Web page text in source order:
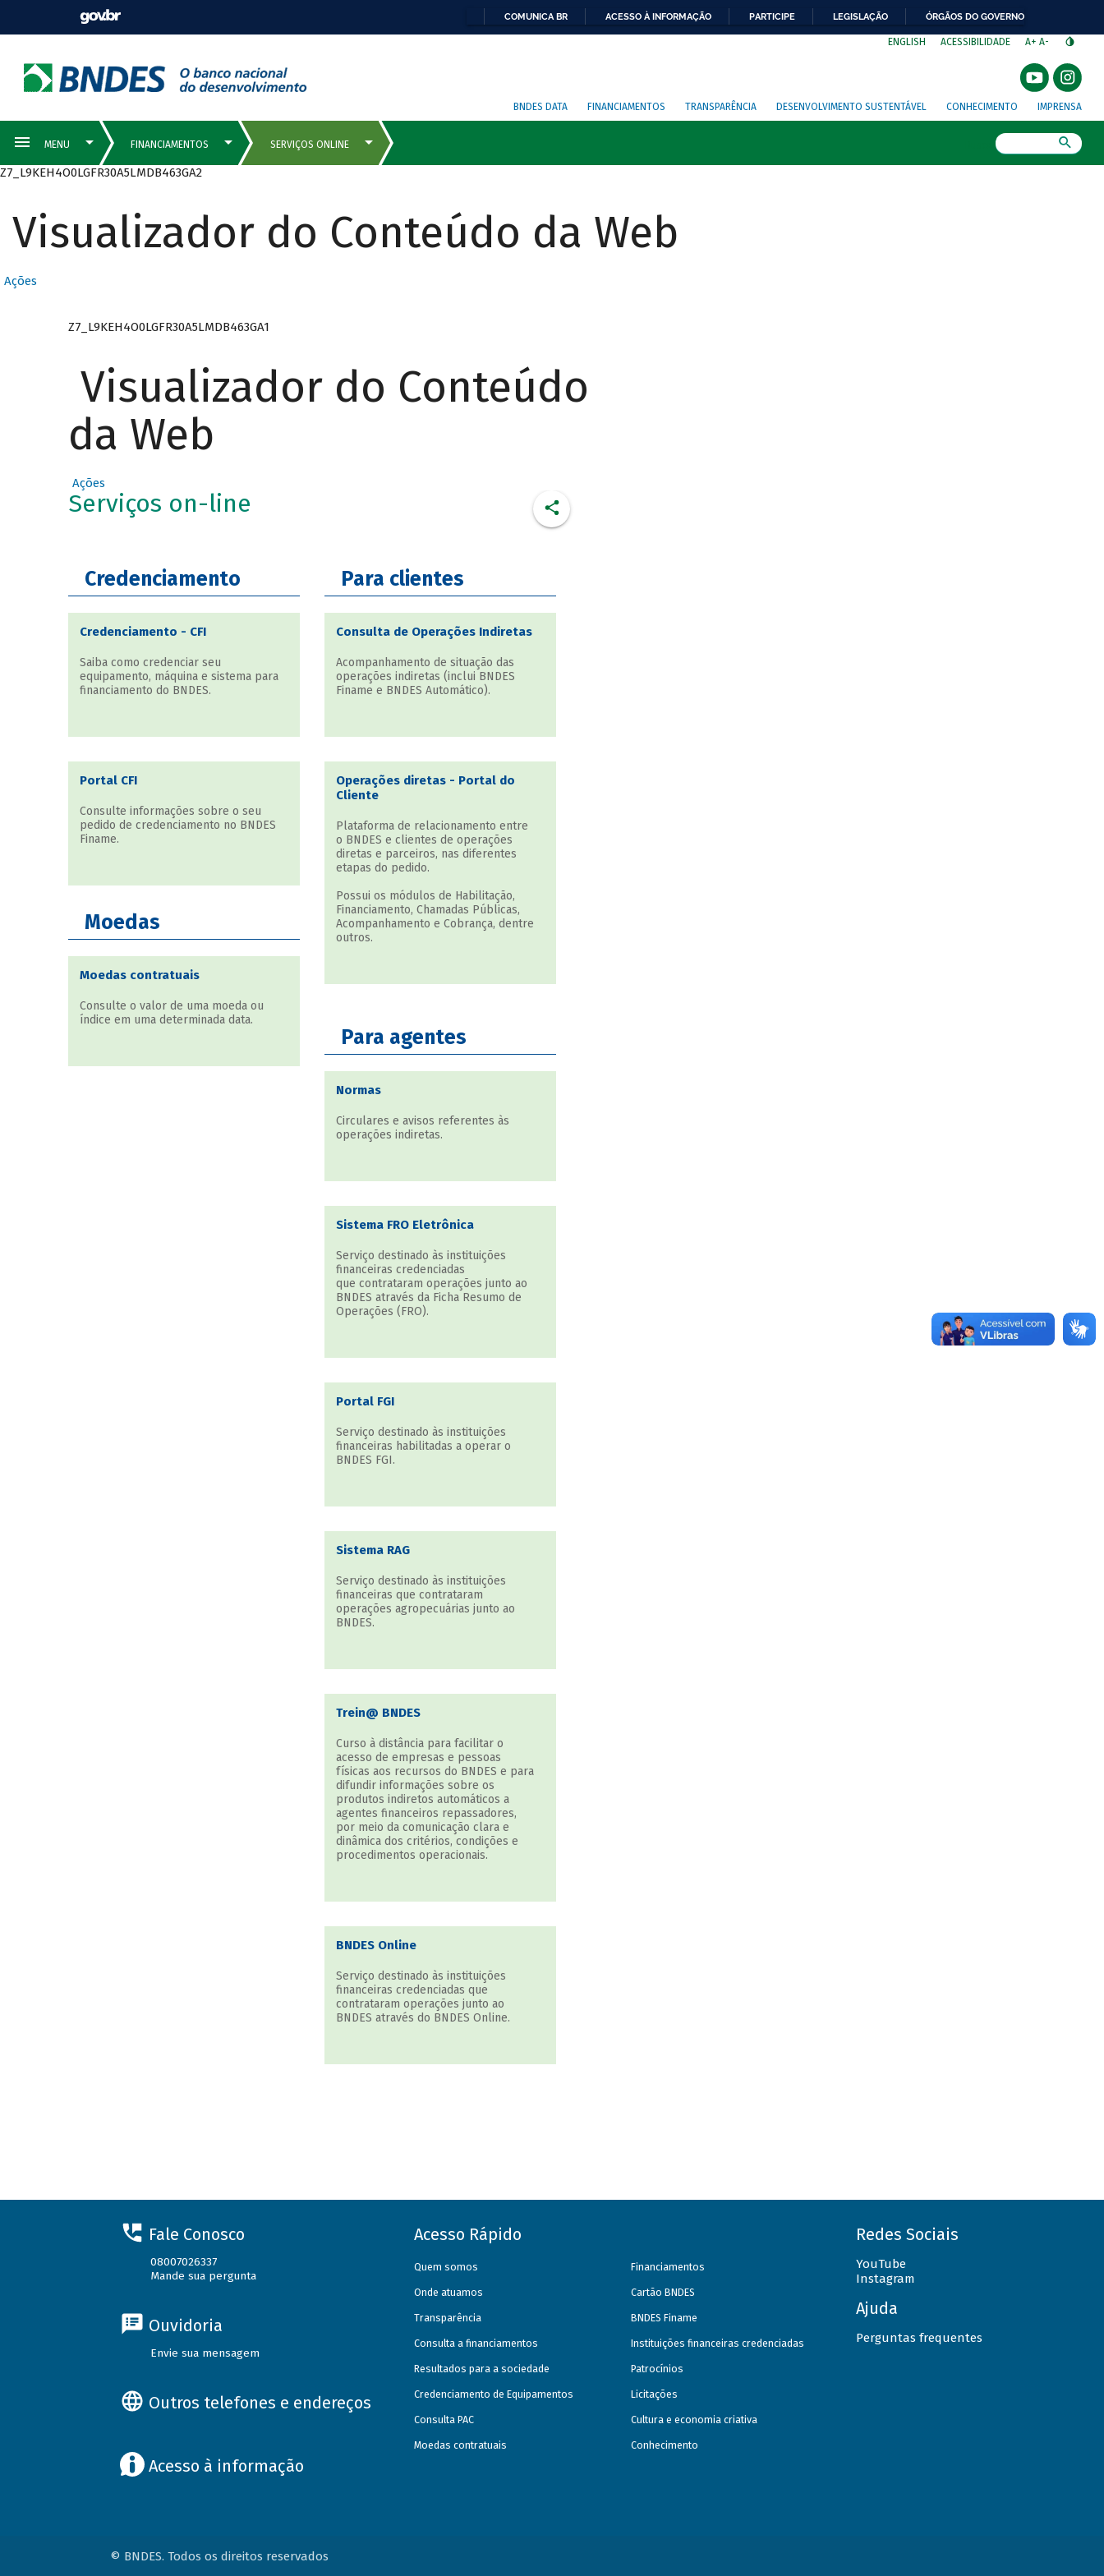
COMUNICA BR ACESSO À INFORMAÇÃO PARTICIPE LEGISLAÇÃO ÓRGÃOS DO GOVERNO
ENGLISH ACESSIBILIDADE A+ A-
BNDES DATA FINANCIAMENTOS TRANSPARÊNCIA DESENVOLVIMENTO SUSTENTÁVEL CONHECIMENTO IMPRENSA
Z7_L9KEH4O0LGFR30A5LMDB463GA2
Visualizador do Conteúdo da Web
Ações
Z7_L9KEH4O0LGFR30A5LMDB463GA1
Visualizador do Conteúdo
da Web
Ações
Serviços on-line
Credenciamento
Credenciamento - CFI
Saiba como credenciar seu
equipamento, máquina e sistema para
financiamento do BNDES.
Portal CFI
Consulte informações sobre o seu
pedido de credenciamento no BNDES
Finame.
Moedas
Moedas contratuais
Consulte o valor de uma moeda ou
índice em uma determinada data.
Para clientes
Consulta de Operações Indiretas
Acompanhamento de situação das
operações indiretas (inclui BNDES
Finame e BNDES Automático).
Operações diretas - Portal do
Cliente
Plataforma de relacionamento entre
o BNDES e clientes de operações
diretas e parceiros, nas diferentes
etapas do pedido.
Possui os módulos de Habilitação,
Financiamento, Chamadas Públicas,
Acompanhamento e Cobrança, dentre
outros.
Para agentes
Normas
Circulares e avisos referentes às
operações indiretas.
Sistema FRO Eletrônica
Serviço destinado às instituições
financeiras credenciadas
que contrataram operações junto ao
BNDES através da Ficha Resumo de
Operações (FRO).
Portal FGI
Serviço destinado às instituições
financeiras habilitadas a operar o
BNDES FGI.
Sistema RAG
Serviço destinado às instituições
financeiras que contrataram
operações agropecuárias junto ao
BNDES.
Trein@ BNDES
Curso à distância para facilitar o
acesso de empresas e pessoas
físicas aos recursos do BNDES e para
difundir informações sobre os
produtos indiretos automáticos a
agentes financeiros repassadores,
por meio da comunicação clara e
dinâmica dos critérios, condições e
procedimentos operacionais.
BNDES Online
Serviço destinado às instituições
financeiras credenciadas que
contrataram operações junto ao
BNDES através do BNDES Online.
Fale Conosco
08007026337
Mande sua pergunta
Ouvidoria
Envie sua mensagem
Outros telefones e endereços
Acesso à informação
Acesso Rápido
Quem somos
Onde atuamos
Transparência
Consulta a financiamentos
Resultados para a sociedade
Credenciamento de Equipamentos
Consulta PAC
Moedas contratuais
Financiamentos
Cartão BNDES
BNDES Finame
Instituições financeiras credenciadas
Patrocínios
Licitações
Cultura e economia criativa
Conhecimento
Redes Sociais
YouTube
Instagram
Ajuda
Perguntas frequentes
© BNDES. Todos os direitos reservados